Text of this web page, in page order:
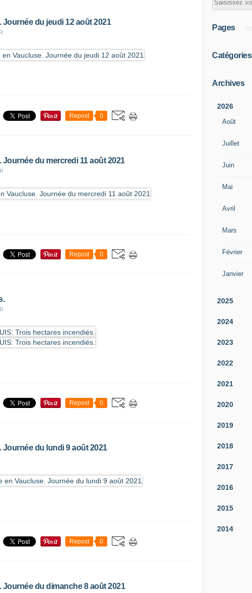
du jeudi 12 août 2021
Repost 0
du mercredi 11 août 2021
Repost 0
Repost 0
du lundi 9 août 2021
Repost 0
du dimanche 8 août 2021
Pages
Catégories
Archives
2026
Août
Juillet
Juin
Mai
Avril
Mars
Février
Janvier
2025
2024
2023
2022
2021
2020
2019
2018
2017
2016
2015
2014